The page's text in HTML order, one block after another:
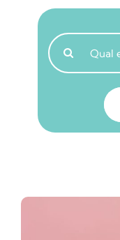
Buscar
resultados